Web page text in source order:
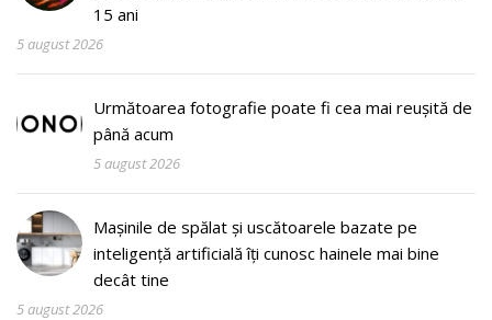
15 ani
5 august 2026
Următoarea fotografie poate fi cea mai reușită de
până acum
5 august 2026
Mașinile de spălat și uscătoarele bazate pe
inteligență artificială îți cunosc hainele mai bine
decât tine
5 august 2026